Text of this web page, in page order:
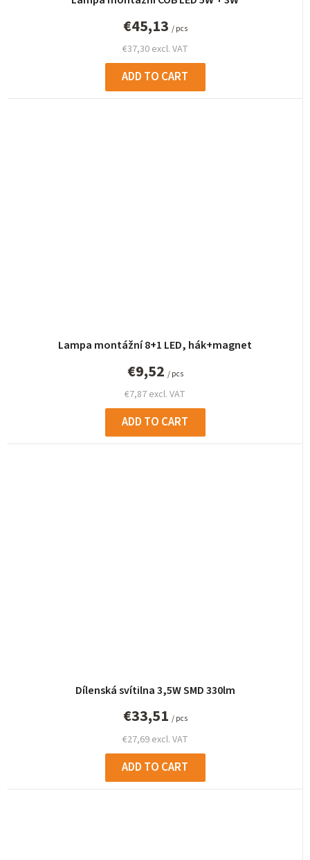
€37,30 excl. VAT
€45,13 / pcs
ADD TO CART
Lampa montážní 8+1 LED, hák+magnet
€7,87 excl. VAT
€9,52 / pcs
ADD TO CART
Dílenská svítilna 3,5W SMD 330lm
€27,69 excl. VAT
€33,51 / pcs
ADD TO CART